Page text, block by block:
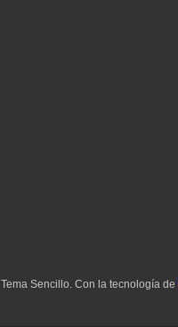
Tema Sencillo. Con la tecnología de